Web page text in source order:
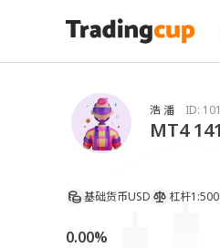
浩 潘 ID:
MT4
基础货币USD 杠杆1:500
0.00%